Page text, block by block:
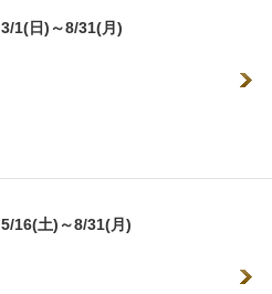
3/1(日)～8/31(月)
5/16(土)～8/31(月)